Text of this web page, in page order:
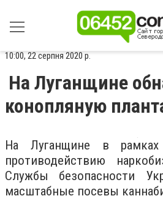
10:00, 22 серпня 2020 р.
На Луганщине
конопляную
На Луганщине в
противодействию
Службы безопасности
масштабные посевы